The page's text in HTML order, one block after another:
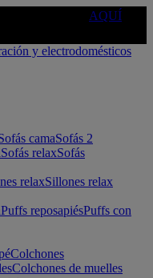
AQUÍ
camaSofás 2
Sofás relaxSofás
relaxSillones relax
Puffs reposapiésPuffs con
Colchones
Colchones de muelles